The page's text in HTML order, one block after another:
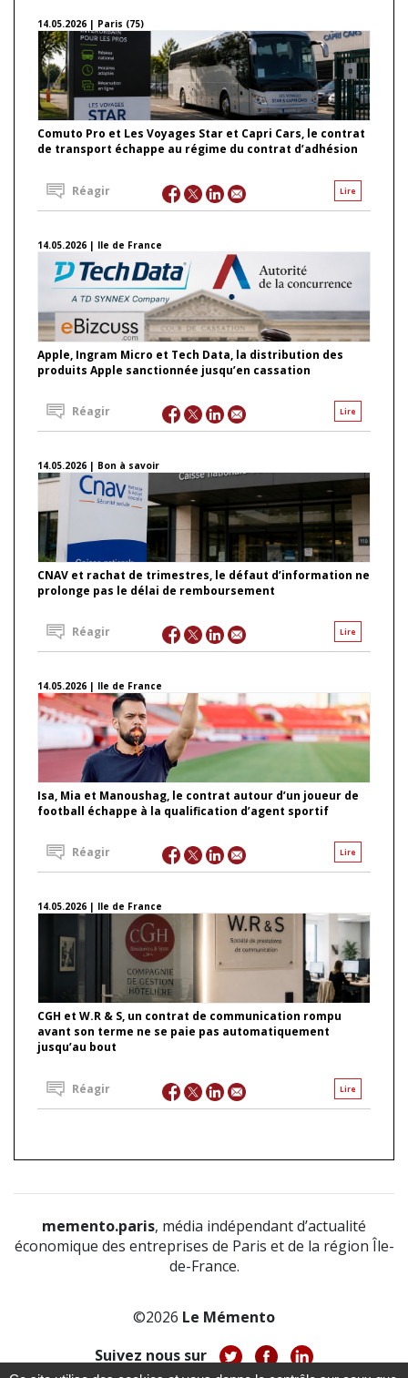
14.05.2026 | Paris (75)
Comuto Pro et Les Voyages Star et Capri Cars, le contrat
de transport échappe au régime du contrat d’adhésion
Lire
Réagir
14.05.2026 | Ile de France
Apple, Ingram Micro et Tech Data, la distribution des
produits Apple sanctionnée jusqu’en cassation
Lire
Réagir
14.05.2026 | Bon à savoir
CNAV et rachat de trimestres, le défaut d’information ne
prolonge pas le délai de remboursement
Lire
Réagir
14.05.2026 | Ile de France
Isa, Mia et Manoushag, le contrat autour d’un joueur de
football échappe à la qualification d’agent sportif
Lire
Réagir
14.05.2026 | Ile de France
CGH et W.R & S, un contrat de communication rompu
avant son terme ne se paie pas automatiquement
jusqu’au bout
Lire
Réagir
memento.paris, média indépendant d’actualité
économique des entreprises de Paris et de la région Île-
de-France.
©2026 Le Mémento
Suivez nous sur